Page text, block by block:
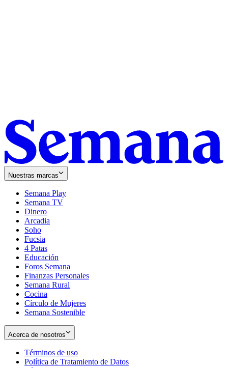
Nuestras marcas
Semana Play
Semana TV
Dinero
Arcadia
Soho
in
new
window
Fucsia
in
new
window
4 Patas
Educación
Foros Semana
Finanzas Personales
Semana Rural
Cocina
Círculo de Mujeres
Semana Sostenible
Acerca de nosotros
Términos de uso
in
Política de Tratamiento de Datos